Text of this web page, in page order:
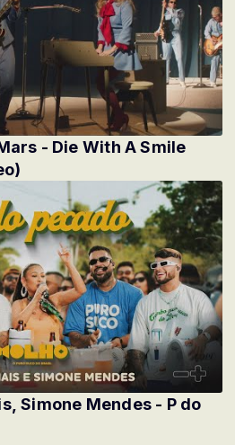
- Die With A Smile
Simone Mendes - P do